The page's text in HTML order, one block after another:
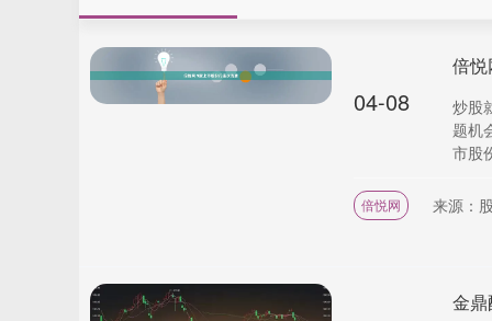
04-08
倍
炒股
题机
市股
倍悦网 来源：
金鼎